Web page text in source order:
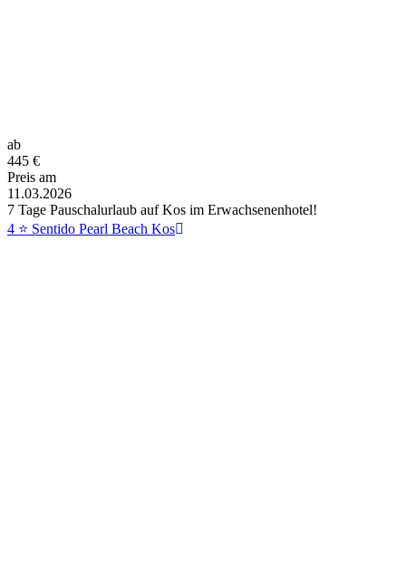
ab
445 €
Preis am
11.03.2026
7 Tage Pauschalurlaub auf Kos im Erwachsenenhotel!
4 ⭐ Sentido Pearl Beach Kos